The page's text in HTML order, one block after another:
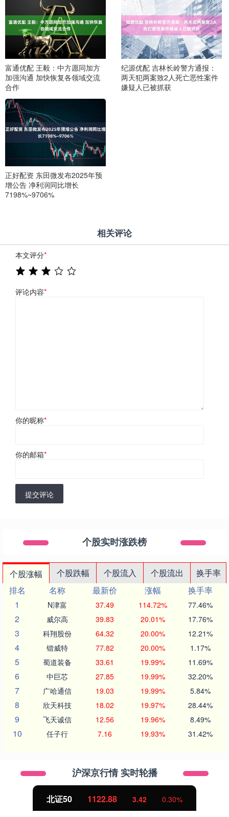
富通优配 王毅：中方愿同加方
加强沟通 加快恢复各领域交流
合作
纪源优配 吉林长岭警方通报：
两天犯两案致2人死亡恶性案件
嫌疑人已被抓获
正好配资 东田微发布2025年预
增公告 净利润同比增长
7198%~9706%
相关评论
本文评分*
评论内容*
你的昵称*
你的邮箱*
提交评论
个股实时涨跌榜
个股涨幅 个股跌幅 个股流入 个股流出
换手率
排名
名称 最新价 涨幅
换手率
1
N津富 37.49 114.72% 77.46%
2 威尔高 39.83 20.01% 17.76%
3 科翔股份 64.32 20.00% 12.21%
4 锴威特 77.82 20.00% 1.17%
5 蜀道装备 33.61 19.99% 11.69%
6 中巨芯 27.85 19.99% 32.20%
7 广哈通信 19.03 19.99% 5.84%
8 欣天科技 18.02 19.97% 28.44%
9 飞天诚信 12.56 19.96% 8.49%
10 任子行 7.16 19.93% 31.42%
沪深京行情 实时轮播
北证50 1122.88 3.42 0.30%